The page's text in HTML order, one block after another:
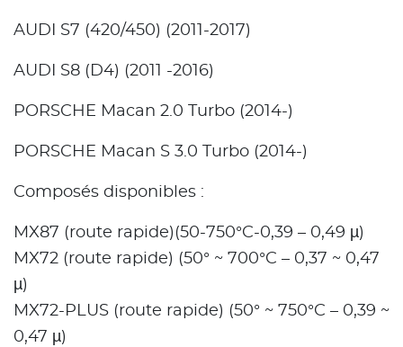
AUDI S7 (420/450) (2011-2017)
AUDI S8 (D4) (2011 -2016)
PORSCHE Macan 2.0 Turbo (2014-)
PORSCHE Macan S 3.0 Turbo (2014-)
Composés disponibles :
MX87 (route rapide)(50-750°C-0,39 – 0,49 µ)
MX72 (route rapide) (50° ~ 700°C – 0,37 ~ 0,47
µ)
MX72-PLUS (route rapide) (50° ~ 750°C – 0,39 ~
0,47 µ)